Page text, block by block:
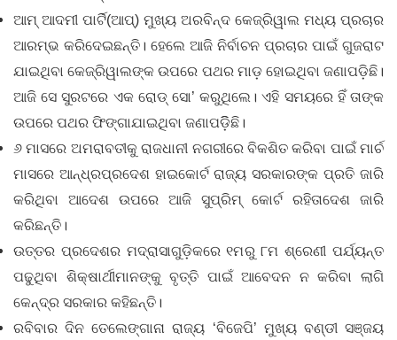
ଆମ୍ ଆଦମୀ ପାର୍ଟି(ଆପ୍) ମୁଖ୍ୟ ଅରବିନ୍ଦ କେଜ୍ରିୱାଲ ମଧ୍ୟ ପ୍ରଚାର
ଆରମ୍ଭ କରିଦେଇଛନ୍ତି। ହେଲେ ଆଜି ନିର୍ବାଚନ ପ୍ରଚାର ପାଇଁ ଗୁଜରାଟ
ଯାଇଥିବା କେଜ୍ରିୱାଲଙ୍କ ଉପରେ ପଥର ମାଡ଼ ହୋଇଥିବା ଜଣାପଡ଼ିଛି।
ଆଜି ସେ ସୁରଟରେ ଏକ ରୋଡ୍ ସୋ’ କରୁଥିଲେ। ଏହି ସମୟରେ ହିଁ ତାଙ୍କ
ଉପରେ ପଥର ଫିଙ୍ଗାଯାଇଥିବା ଜଣାପଡ଼ିିଛି।
୬ ମାସରେ ଅମରାବତୀକୁ ରାଜଧାନୀ ନଗରୀରେ ବିକଶିତ କରିବା ପାଇଁ ମାର୍ଚ
ମାସରେ ଆନ୍ଧ୍ରପ୍ରଦେଶ ହାଇକୋର୍ଟ ରାଜ୍ୟ ସରକାରଙ୍କ ପ୍ରତି ଜାରି
କରିଥିବା ଆଦେଶ ଉପରେ ଆଜି ସୁପ୍ରିମ୍‌ କୋର୍ଟ ରହିତାଦେଶ ଜାରି
କରିଛନ୍ତି।
ଉତ୍ତର ପ୍ରଦେଶର ମଦ୍ରାସାଗୁଡ଼ିକରେ ୧ମରୁ ୮ମ ଶ୍ରେଣୀ ପର୍ଯ୍ୟନ୍ତ
ପଢୁଥିବା ଶିକ୍ଷାର୍ଥୀମାନଙ୍କୁ ବୃତ୍ତି ପାଇଁ ଆବେଦନ ନ କରିବା ଲାଗି
କେନ୍ଦ୍ର ସରକାର କହିଛନ୍ତି।
ରବିବାର ଦିନ ତେଲେଙ୍ଗାନା ରାଜ୍ୟ ‘ବିଜେପି’ ମୁଖ୍ୟ ବଣ୍ଡୀ ସଞ୍ଜୟ